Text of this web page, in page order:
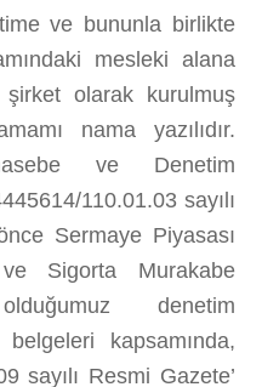
ve bununla birlikte
mesleki alana
olarak kurulmuş
nama yazılıdır.
ve Denetim
110.01.03 sayılı
Sermaye Piyasası
Sigorta Murakabe
denetim
kapsamında,
sayılı Resmi Gazete’